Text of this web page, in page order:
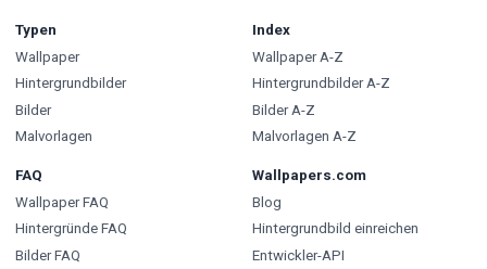
Typen
Wallpaper
Hintergrundbilder
Bilder
Malvorlagen
Index
Wallpaper A-Z
Hintergrundbilder A-Z
Bilder A-Z
Malvorlagen A-Z
FAQ
Wallpaper FAQ
Hintergründe FAQ
Bilder FAQ
Wallpapers.com
Blog
Hintergrundbild einreichen
Entwickler-API